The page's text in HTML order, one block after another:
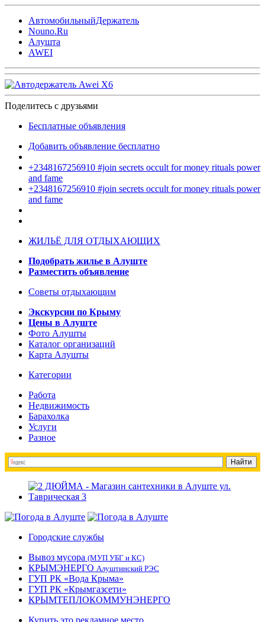
АвтомобильныйДержатель
Nouno.Ru
Алушта
AWEI
Поделитесь с друзьями
Бесплатные объявления
Добавить объявление бесплатно
+2348167256910 #join secrets occult for money rituals power
and fame
+2348167256910 #join secrets occult for money rituals power
and fame
ЖИЛЬЁ ДЛЯ ОТДЫХАЮЩИХ
Подобрать жилье в Алуште
Разместить объявление
Советы отдыхающим
Экскурсии по Крыму
Цены в Алуште
Фото Алушты
Каталог организаций
Карта Алушты
Категории
Работа
Недвижимость
Барахолка
Услуги
Разное
Городские службы
Вывоз мусора (МУП УБГ и КС)
КРЫМЭНЕРГО Алуштинский РЭС
ГУП РК «Вода Крыма»
ГУП РК «Крымгазсети»
КРЫМТЕПЛОКОММУНЭНЕРГО
Купить это рекламное место